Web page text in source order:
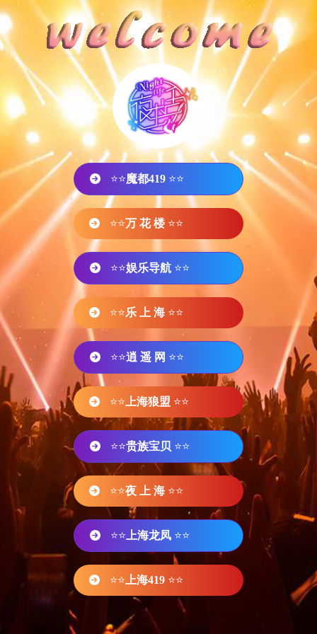
⭐⭐魔都419 ⭐⭐
⭐⭐万 花 楼 ⭐⭐
⭐⭐娱乐导航 ⭐⭐
⭐⭐乐 上 海 ⭐⭐
⭐⭐逍 遥 网 ⭐⭐
⭐⭐ 上海狼盟 ⭐⭐
⭐⭐贵族宝贝 ⭐⭐
⭐⭐夜 上 海 ⭐⭐
⭐⭐ 上海龙凤 ⭐⭐
⭐⭐ 上海419 ⭐⭐